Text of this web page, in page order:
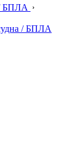
БПЛА
/ БПЛА